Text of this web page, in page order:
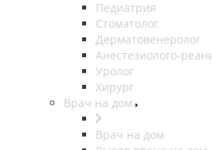
Педиатрия
Стоматолог
Дерматовенеролог
Анестезиолого-
Уролог
Хирург
Врач на дом
Врач на дом